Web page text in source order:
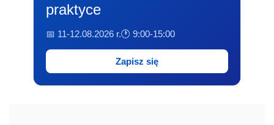
praktyce
📅 11-12.08.2026 r.🕐 9:00-15:00
Zapisz się